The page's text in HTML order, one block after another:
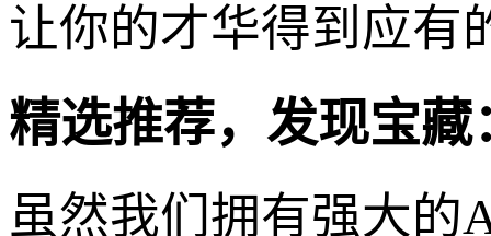
让你的才华得到应有
精选推荐，发现宝
虽然我们拥有强大的